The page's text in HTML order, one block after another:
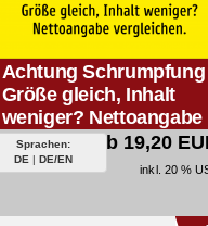
Achtung Schrumpfung
Größe gleich, Inhalt
weniger? Nettoangabe
vergleichen.
Sprachen:
DE | DE/EN
ab 19,20
inkl. 20 %